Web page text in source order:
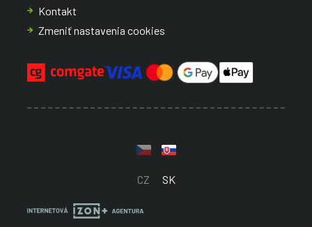
Kontakt
Zmeniť nastavenia cookies
CZ SK